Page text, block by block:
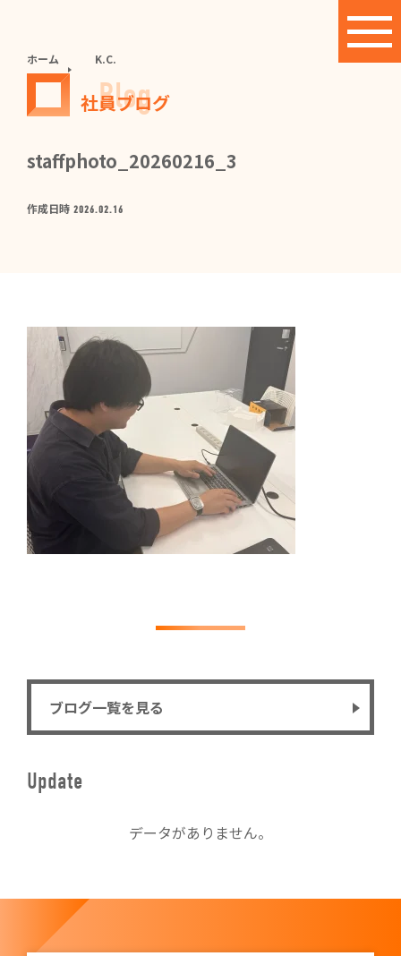
ホーム K.C.
Blog
社員ブログ
staffphoto_20260216_3
作成日時 2026.02.16
ブログ一覧を見る
Update
データがありません。